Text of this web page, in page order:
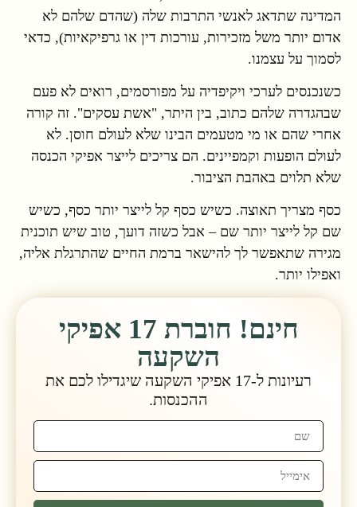
המדינה שתדאג לאנשי התרבות שלה (שהדם שלהם לא
אדום יותר משל מזכירות, עורכות דין או גרפיקאיות), כדאי
לסמוך על עצמנו.
כשנכנסים לערכי ויקיפדיה על מפורסמים, רואים לא פעם
שבהגדרה שלהם כתוב, בין היתר, "אשת עסקים". זה קורה
אחרי שהם או מי מטעמים הבינו שלא לעולם חוסן. לא
לעולם הופעות וקמפיינים. הם צריכים לייצר אפיקי הכנסה
שלא תלוים באהבת הציבור.
כסף מצריך תאוצה. כשיש כסף קל לייצר יותר כסף, כשיש
שם קל לייצר יותר שם – אבל כשזה דועך, טוב שיש תוכנית
מגירה שתאפשר לך להישאר ברמת החיים שהתרגלת אליה,
ואפילו יותר.
חינם! חוברת 17 אפיקי
השקעה
רעיונות ל-17 אפיקי השקעה שיגדילו לכם את
ההכנסות.